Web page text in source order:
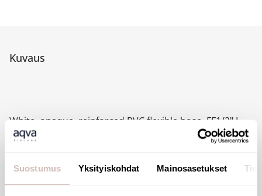
Suostumus Yksityiskohdat Mainosasetukset
Kuvaus
White, opaque, reinforced PVC flexible hose, FF1/2" L.
1.00m.
the light.
Rotating nuts FF1/2" prevent the flexible from twisting.